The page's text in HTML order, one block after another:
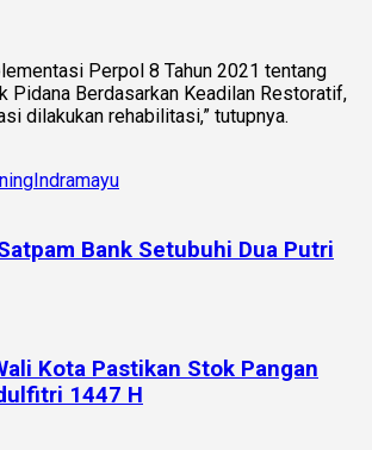
Perpol 8 Tahun 2021 tentang
Pidana Berdasarkan Keadilan Restoratif,
dilakukan rehabilitasi,” tutupnya.
Indramayu
Bank Setubuhi Dua Putri
Kota Pastikan Stok Pangan
1447 H